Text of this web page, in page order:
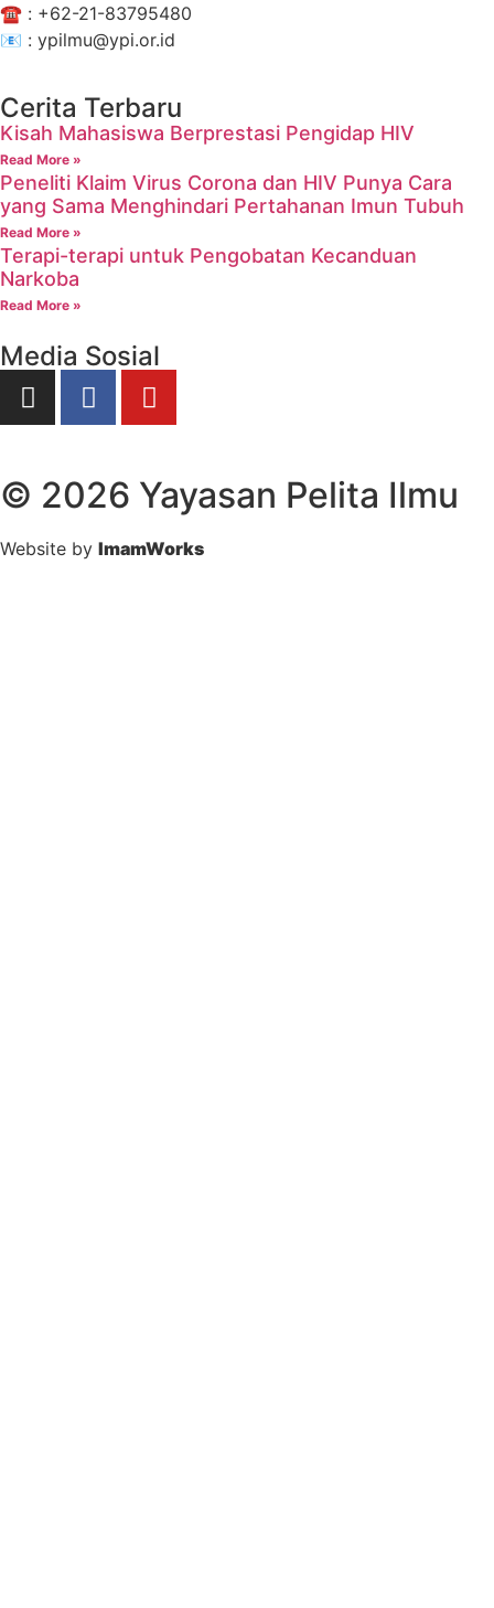
☎️ : +62-21-83795480
📧 : ypilmu@ypi.or.id
Cerita Terbaru
Kisah Mahasiswa Berprestasi Pengidap HIV
Read More »
Peneliti Klaim Virus Corona dan HIV Punya Cara
yang Sama Menghindari Pertahanan Imun Tubuh
Read More »
Terapi-terapi untuk Pengobatan Kecanduan
Narkoba
Read More »
Media Sosial
© 2026 Yayasan Pelita Ilmu
Website by ImamWorks